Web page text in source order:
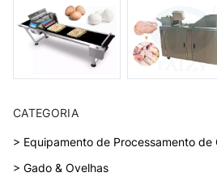
CATEGORIA
> Equipamento de Processamento de
> Gado & Ovelhas